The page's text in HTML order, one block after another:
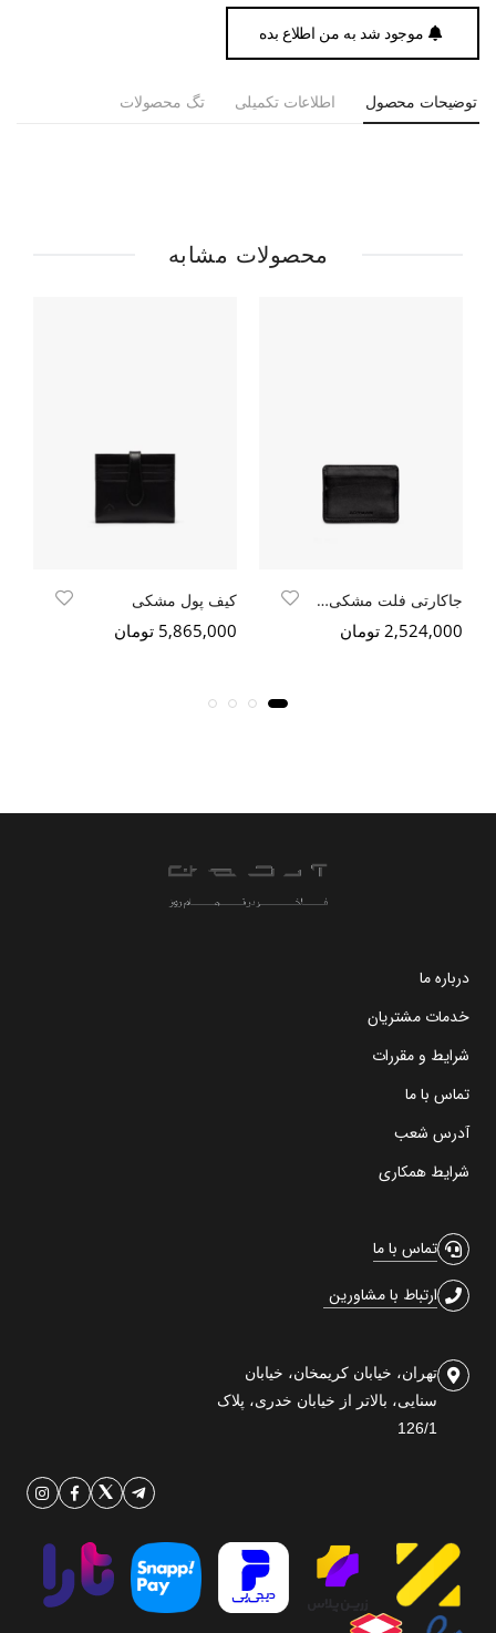
موجود شد به من اطلاع بده
توضیحات محصول اطلاعات تکمیلی تگ محصولات
محصولات مشابه
جاکارتی فلت مشکی سافتی
2,524,000 تومان
کیف پول مشکی
5,865,000 تومان
درباره ما
خدمات مشتریان
شرایط و مقررات
تماس با ما
آدرس شعب
شرایط همکاری
تماس با ما
ارتباط با مشاورین
تهران، خیابان کریمخان، خیابان
سنایی، بالاتر از خیابان خدری، پلاک
126/1